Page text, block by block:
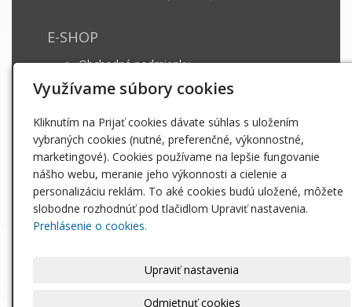
E-SHOP
Obchodné podmienky
Dodacie podmienky
Záruka a ošetrovanie
GDPR
INFO
Matrace
Paplóny
Posteľné obliečky
Využívame súbory cookies
Kliknutím na Prijať cookies dávate súhlas s uložením
vybraných cookies (nutné, preferenčné, výkonnostné,
marketingové). Cookies používame na lepšie fungovanie
nášho webu, meranie jeho výkonnosti a cielenie a
personalizáciu reklám. To aké cookies budú uložené, môžete
slobodne rozhodnúť pod tlačidlom Upraviť nastavenia.
Prehlásenie o cookies.
Upraviť nastavenia
Odmietnuť cookies